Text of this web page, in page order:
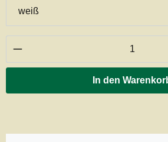
Produkt Anzahl: Gib den
In den